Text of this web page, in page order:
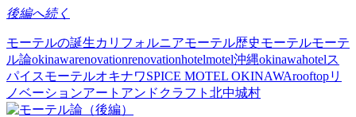
後編へ続く
モーテルの誕生カリフォルニアモーテル歴史モーテルモーテ
ル論okinawarenovationrenovationhotelmotel沖縄okinawahotelス
パイスモーテルオキナワSPICE MOTEL OKINAWArooftopリ
ノベーションアートアンドクラフト 北中城村